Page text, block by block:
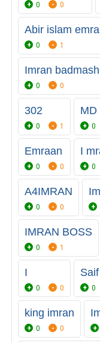
0 0
Abir islam
0 1
Imran badmash
0 0
302
0 1
MD
0
Emraan
0 0
I
0
A4IMRAN
0 0
IMRAN BOSS
0 1
I
0 0 0
king imran
0 0